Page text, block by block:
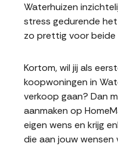
Waterhuizen
stress gedurende
zo prettig voor beide
Kortom, wil jij als
koopwoningen in
verkoop gaan? Dan
aanmaken op
eigen wens en krijg
die aan jouw wensen